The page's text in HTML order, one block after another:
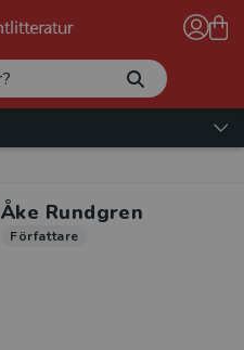
Åke Rundgren
Författare